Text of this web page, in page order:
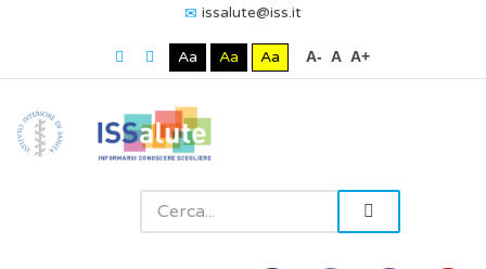
issalute@iss.it
Aa Aa Aa A- A A+